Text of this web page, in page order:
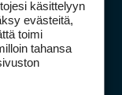
käsittelyyn
evästeitä,
toimi
tahansa